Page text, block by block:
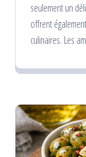
seulement un
offrent
culinaires. Les